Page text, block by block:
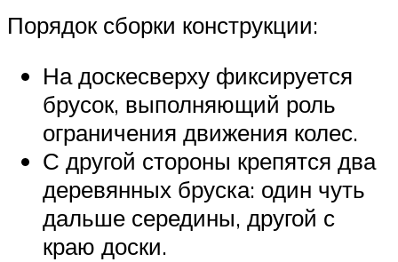
Порядок сборки конструкции:
На доскесверху фиксируется
брусок, выполняющий роль
ограничения движения колес.
С другой стороны крепятся два
деревянных бруска: один чуть
дальше середины, другой с
краю доски.